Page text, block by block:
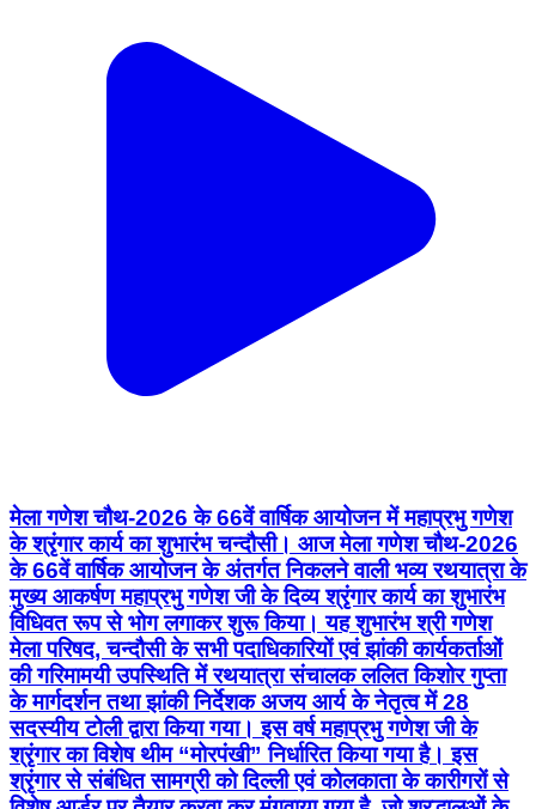
मेला गणेश चौथ-2026 के 66वें वार्षिक आयोजन में महाप्रभु गणेश
के श्रृंगार कार्य का शुभारंभ चन्दौसी। आज मेला गणेश चौथ-2026
के 66वें वार्षिक आयोजन के अंतर्गत निकलने वाली भव्य रथयात्रा के
मुख्य आकर्षण महाप्रभु गणेश जी के दिव्य श्रृंगार कार्य का शुभारंभ
विधिवत रूप से भोग लगाकर शुरू किया। यह शुभारंभ श्री गणेश
मेला परिषद, चन्दौसी के सभी पदाधिकारियों एवं झांकी कार्यकर्ताओं
की गरिमामयी उपस्थिति में रथयात्रा संचालक ललित किशोर गुप्ता
के मार्गदर्शन तथा झांकी निर्देशक अजय आर्य के नेतृत्व में 28
सदस्यीय टोली द्वारा किया गया। इस वर्ष महाप्रभु गणेश जी के
श्रृंगार का विशेष थीम “मोरपंखी” निर्धारित किया गया है। इस
श्रृंगार से संबंधित सामग्री को दिल्ली एवं कोलकाता के कारीगरों से